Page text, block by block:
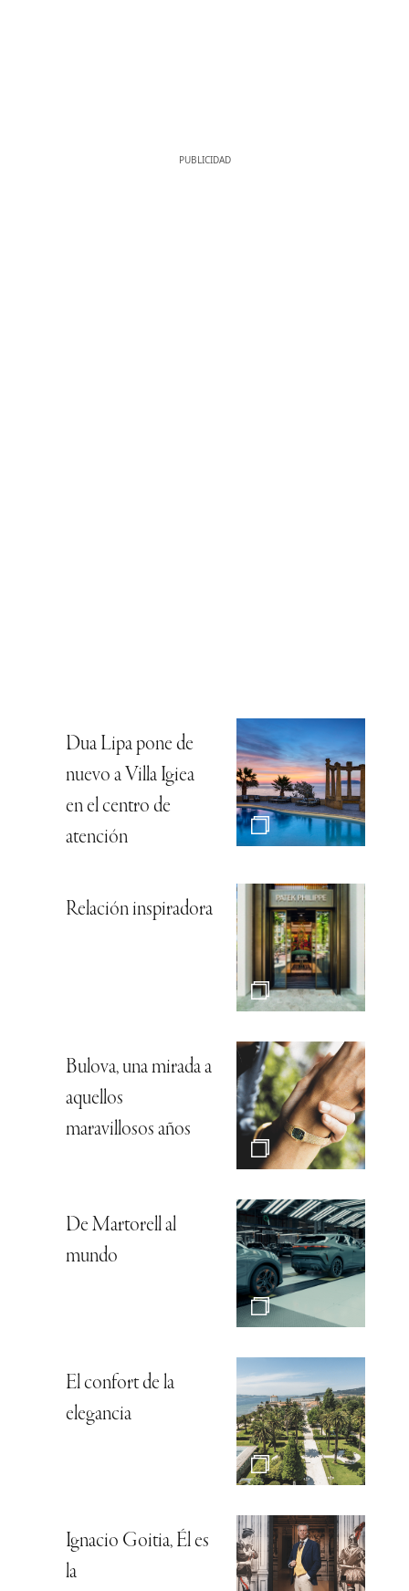
Dua Lipa pone de
nuevo a Villa Igiea
en el centro de
atención
Relación inspiradora
Bulova, una mirada a
aquellos
maravillosos años
De Martorell al
mundo
El confort de la
elegancia
Ignacio Goitia, Él es
la